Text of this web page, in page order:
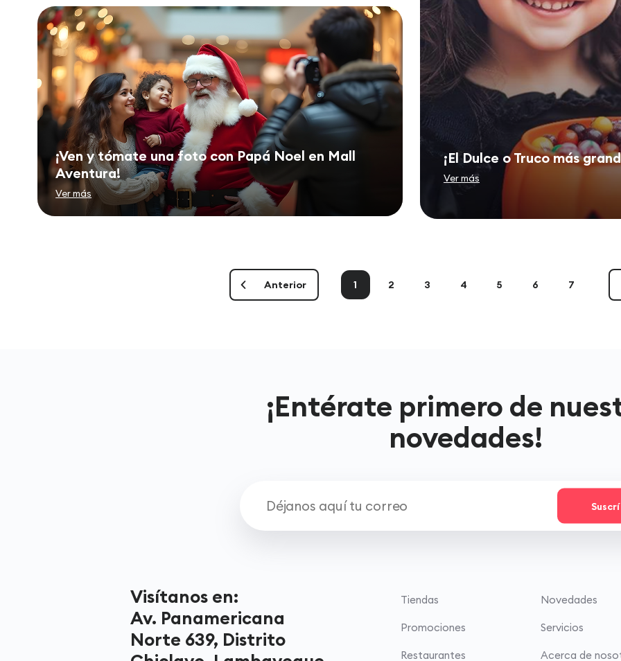
¡El Dulce o Truco más
Ver más
¡Ven y tómate una foto con Papá Noel en Mall
Aventura!
Ver más
Anterior 1 2 3 4 5 6 7
¡Entérate primero de
novedades!
Visítanos en:
Av. Panamericana
Norte 639, Distrito
Tiendas
Promociones
Restaurantes
Novedades
Servicios
Acerca de